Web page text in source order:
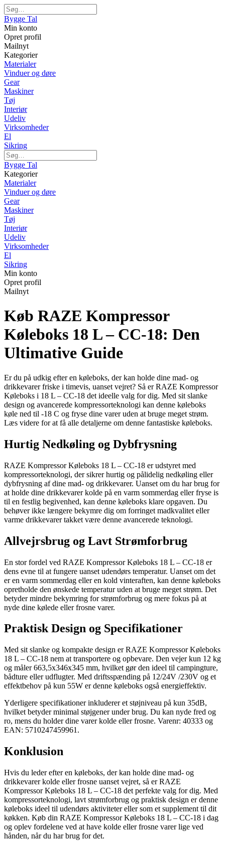
Bygge Tal
Min konto
Opret profil
Mailnyt
Kategorier
Materialer
Vinduer og døre
Gear
Maskiner
Tøj
Interiør
Udeliv
Virksomheder
El
Sikring
Bygge Tal
Kategorier
Materialer
Vinduer og døre
Gear
Maskiner
Tøj
Interiør
Udeliv
Virksomheder
El
Sikring
Min konto
Opret profil
Mailnyt
Køb RAZE Kompressor
Køleboks 18 L – CC-18: Den
Ultimative Guide
Er du på udkig efter en køleboks, der kan holde dine mad- og
drikkevarer friske i timevis, uanset vejret? Så er RAZE Kompressor
Køleboks i 18 L – CC-18 det ideelle valg for dig. Med sit slanke
design og avancerede kompressorteknologi kan denne køleboks
køle ned til -18 C og fryse dine varer uden at bruge meget strøm.
Læs videre for at få alle detaljerne om denne fantastiske køleboks.
Hurtig Nedkøling og Dybfrysning
RAZE Kompressor Køleboks 18 L – CC-18 er udstyret med
kompressorteknologi, der sikrer hurtig og pålidelig nedkøling eller
dybfrysning af dine mad- og drikkevarer. Uanset om du har brug for
at holde dine drikkevarer kolde på en varm sommerdag eller fryse is
til en festlig begivenhed, kan denne køleboks klare opgaven. Du
behøver ikke længere bekymre dig om forringet madkvalitet eller
varme drikkevarer takket være denne avancerede teknologi.
Allvejrsbrug og Lavt Strømforbrug
En stor fordel ved RAZE Kompressor Køleboks 18 L – CC-18 er
dens evne til at fungere uanset udendørs temperatur. Uanset om det
er en varm sommerdag eller en kold vinteraften, kan denne køleboks
opretholde den ønskede temperatur uden at bruge meget strøm. Det
betyder mindre bekymring for strømforbrug og mere fokus på at
nyde dine kølede eller frosne varer.
Praktisk Design og Specifikationer
Med sit slanke og kompakte design er RAZE Kompressor Køleboks
18 L – CC-18 nem at transportere og opbevare. Den vejer kun 12 kg
og måler 663,5x346x345 mm, hvilket gør den ideel til campingture,
bådture eller udflugter. Med driftsspænding på 12/24V /230V og et
effektbehov på kun 55W er denne køleboks også energieffektiv.
Yderligere specifikationer inkluderer et støjniveau på kun 35dB,
hvilket betyder minimal støjgener under brug. Du kan nyde fred og
ro, mens du holder dine varer kolde eller frosne. Varenr: 40333 og
EAN: 5710247459961.
Konklusion
Hvis du leder efter en køleboks, der kan holde dine mad- og
drikkevarer kolde eller frosne uanset vejret, så er RAZE
Kompressor Køleboks 18 L – CC-18 det perfekte valg for dig. Med
kompressorteknologi, lavt strømforbrug og praktisk design er denne
køleboks ideel til udendørs aktiviteter eller som et supplement til dit
køkken. Køb din RAZE Kompressor Køleboks 18 L – CC-18 i dag
og oplev fordelene ved at have kolde eller frosne varer lige ved
hånden, når du har brug for det.